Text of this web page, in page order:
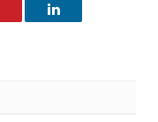
LinkedIn